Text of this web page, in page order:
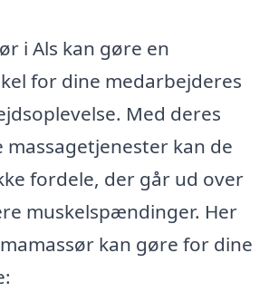
i Als kan gøre en
for dine medarbejderes
Med deres
massagetjenester kan de
fordele, der går ud over
muskelspændinger. Her
kan gøre for dine